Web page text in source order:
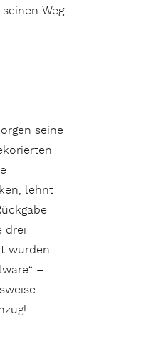
Weg
seine
lehnt
drei
wurden.
–